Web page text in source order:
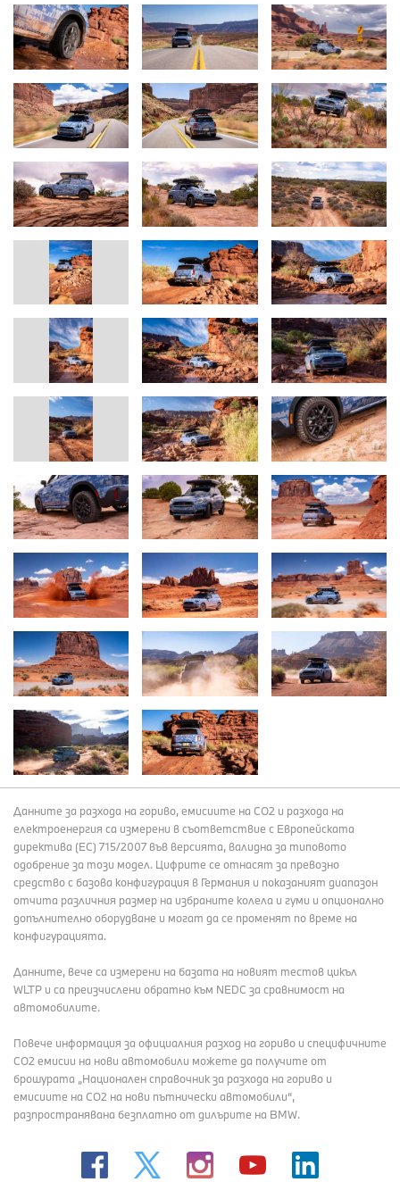
Данните за разхода на гориво, емисиите на СО2 и разхода на
електроенергия са измерени в съответствие с Европейската
директива (EC) 715/2007 във версията, валидна за типовото
одобрение за този модел. Цифрите се отнасят за превозно
средство с базова конфигурация в Германия и показаният диапазон
отчита различния размер на избраните колела и гуми и опционално
допълнително оборудване и могат да се променят по време на
конфигурацията.
Данните, вече са измерени на базата на новият тестов цикъл
WLTP и са преизчислени обратно към NEDC за сравнимост на
автомобилите.
Повече информация за официалния разход на гориво и специфичните
СО2 емисии на нови автомобили можете да получите от
брошурата „Национален справочник за разхода на гориво и
емисиите на CO2 на нови пътнически автомобили“,
разпространявана безплатно от дилърите на BMW.